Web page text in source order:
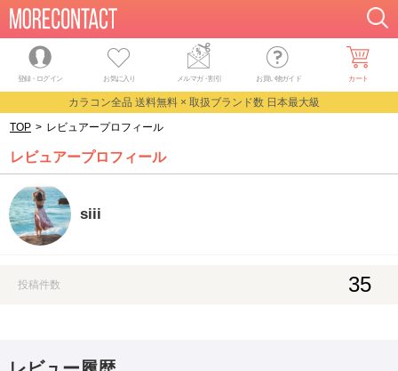
登録・ログイン お気に入り メルマガ・割引 お買い物ガイド カート
カラコン全品 送料無料 × 取扱ブランド数 日本最大級
TOP > レビュアープロフィール
レビュアープロフィール
siii
投稿件数 35